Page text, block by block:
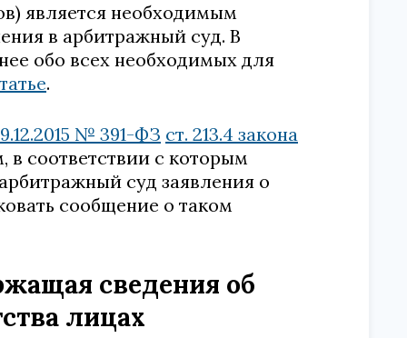
является необходимым
в арбитражный суд. В
обо всех необходимых для
.
№ 391-ФЗ ст. 213.4 закона
соответствии с которым
суд заявления о
сообщение о таком
сведения об
лицах